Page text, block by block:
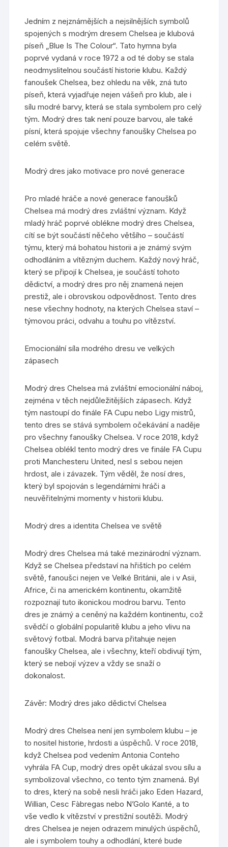
Jedním z nejznámějších a nejsilnějších symbolů
spojených s modrým dresem Chelsea je klubová
píseň „Blue Is The Colour“. Tato hymna byla
poprvé vydaná v roce 1972 a od té doby se stala
neodmyslitelnou součástí historie klubu. Každý
fanoušek Chelsea, bez ohledu na věk, zná tuto
píseň, která vyjadřuje nejen vášeň pro klub, ale i
sílu modré barvy, která se stala symbolem pro celý
tým. Modrý dres tak není pouze barvou, ale také
písní, která spojuje všechny fanoušky Chelsea po
celém světě.
Modrý dres jako motivace pro nové generace
Pro mladé hráče a nové generace fanoušků
Chelsea má modrý dres zvláštní význam. Když
mladý hráč poprvé oblékne modrý dres Chelsea,
cítí se být součástí něčeho většího – součástí
týmu, který má bohatou historii a je známý svým
odhodláním a vítězným duchem. Každý nový hráč,
který se připojí k Chelsea, je součástí tohoto
dědictví, a modrý dres pro něj znamená nejen
prestiž, ale i obrovskou odpovědnost. Tento dres
nese všechny hodnoty, na kterých Chelsea staví –
týmovou práci, odvahu a touhu po vítězství.
Emocionální síla modrého dresu ve velkých
zápasech
Modrý dres Chelsea má zvláštní emocionální náboj,
zejména v těch nejdůležitějších zápasech. Když
tým nastoupí do finále FA Cupu nebo Ligy mistrů,
tento dres se stává symbolem očekávání a naděje
pro všechny fanoušky Chelsea. V roce 2018, když
Chelsea oblékl tento modrý dres ve finále FA Cupu
proti Manchesteru United, nesl s sebou nejen
hrdost, ale i závazek. Tým věděl, že nosí dres,
který byl spojován s legendárními hráči a
neuvěřitelnými momenty v historii klubu.
Modrý dres a identita Chelsea ve světě
Modrý dres Chelsea má také mezinárodní význam.
Když se Chelsea představí na hřištích po celém
světě, fanoušci nejen ve Velké Británii, ale i v Asii,
Africe, či na americkém kontinentu, okamžitě
rozpoznají tuto ikonickou modrou barvu. Tento
dres je známý a ceněný na každém kontinentu, což
svědčí o globální popularitě klubu a jeho vlivu na
světový fotbal. Modrá barva přitahuje nejen
fanoušky Chelsea, ale i všechny, kteří obdivují tým,
který se nebojí výzev a vždy se snaží o
dokonalost.
Závěr: Modrý dres jako dědictví Chelsea
Modrý dres Chelsea není jen symbolem klubu – je
to nositel historie, hrdosti a úspěchů. V roce 2018,
když Chelsea pod vedením Antonia Conteho
vyhrála FA Cup, modrý dres opět ukázal svou sílu a
symbolizoval všechno, co tento tým znamená. Byl
to dres, který na sobě nesli hráči jako Eden Hazard,
Willian, Cesc Fàbregas nebo N’Golo Kanté, a to
vše vedlo k vítězství v prestižní soutěži. Modrý
dres Chelsea je nejen odrazem minulých úspěchů,
ale i symbolem touhy a odhodlání, které bude